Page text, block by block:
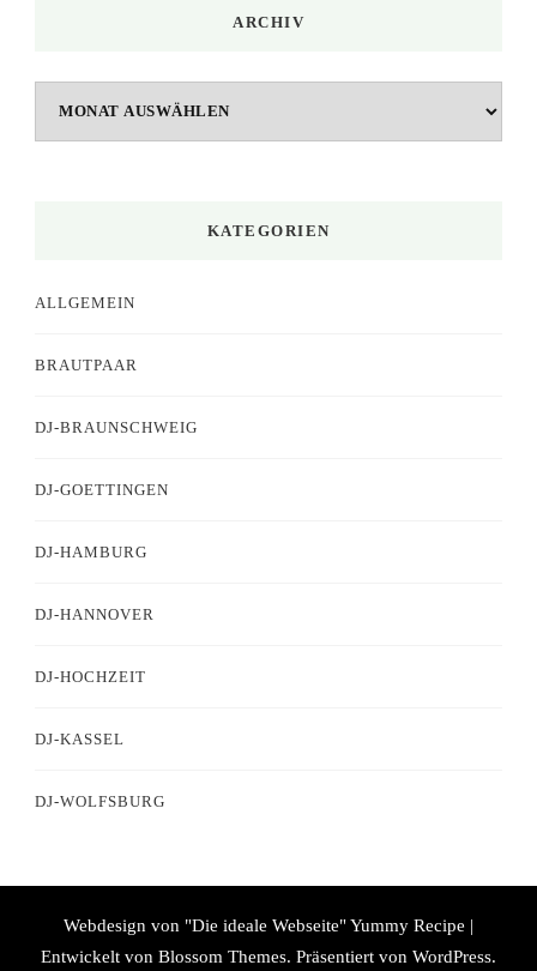
ARCHIV
KATEGORIEN
ALLGEMEIN
BRAUTPAAR
DJ-BRAUNSCHWEIG
DJ-GOETTINGEN
DJ-HAMBURG
DJ-HANNOVER
DJ-HOCHZEIT
DJ-KASSEL
DJ-WOLFSBURG
Webdesign von "Die ideale Webseite"Yummy Recipe |
Entwickelt von Blossom Themes. Präsentiert von WordPress.